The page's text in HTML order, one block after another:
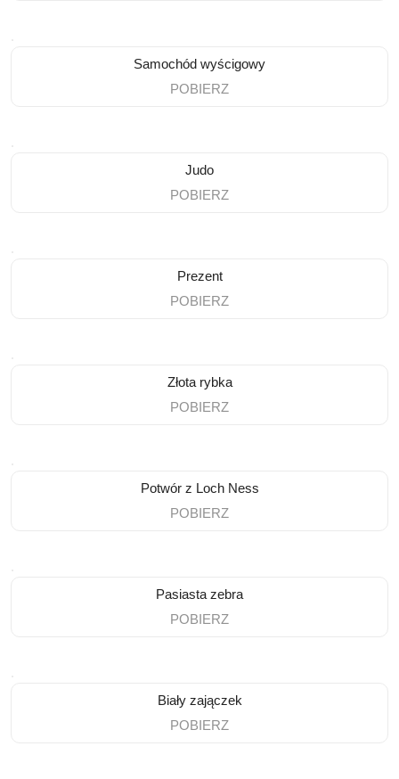
Samochód wyścigowy
POBIERZ
Judo
POBIERZ
Prezent
POBIERZ
Złota rybka
POBIERZ
Potwór z Loch Ness
POBIERZ
Pasiasta zebra
POBIERZ
Biały zajączek
POBIERZ